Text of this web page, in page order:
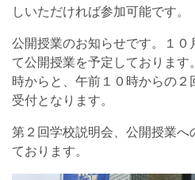
しいただければ参加可能です。
公開授業のお知らせです。１０
て公開授業を予定しております
時からと、午前１０時からの２
受付となります。
第２回学校説明会、公開授業へ
ております。